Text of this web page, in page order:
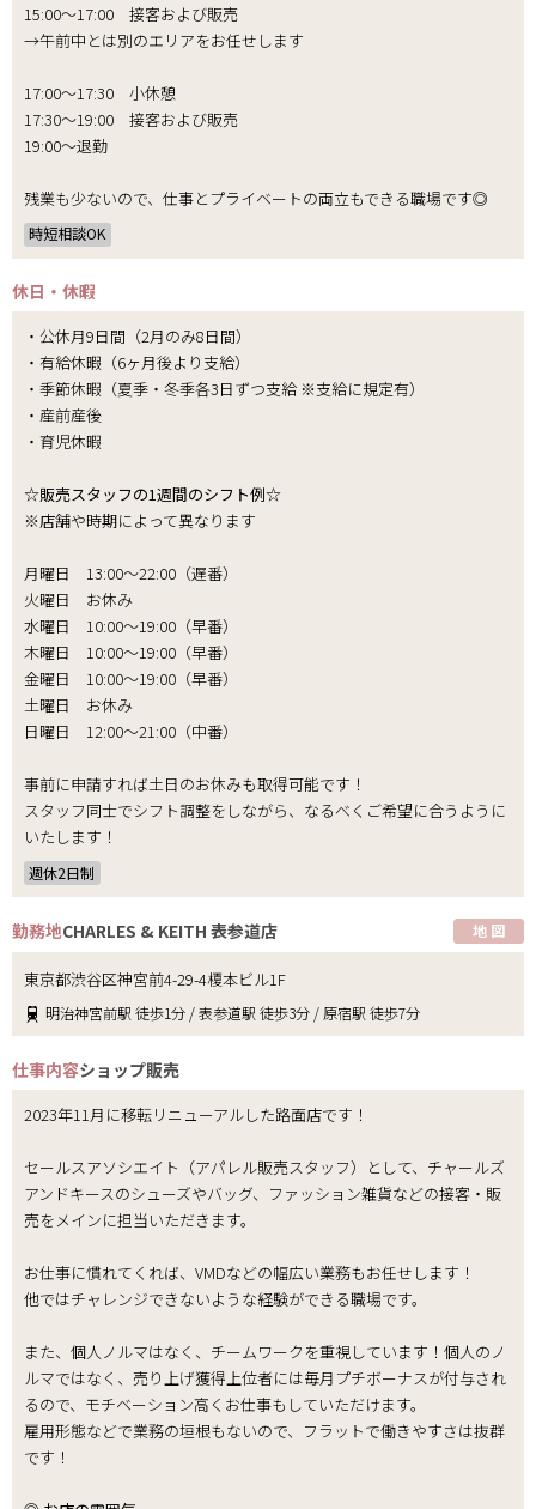
15:00～17:00 接客および販売
→午前中とは別のエリアをお任せします
17:00～17:30 小休憩
17:30～19:00 接客および販売
19:00～退勤
残業も少ないので、仕事とプライベートの両立もできる職場です◎
時短相談OK
休日・休暇
・公休月9日間（2月のみ8日間）
・有給休暇（6ヶ月後より支給）
・季節休暇（夏季・冬季各3日ずつ支給 ※支給に規定有）
・産前産後
・育児休暇
☆販売スタッフの1週間のシフト例☆
※店舗や時期によって異なります
月曜日 13:00～22:00（遅番）
火曜日 お休み
水曜日 10:00～19:00（早番）
木曜日 10:00～19:00（早番）
金曜日 10:00～19:00（早番）
土曜日 お休み
日曜日 12:00～21:00（中番）
事前に申請すれば土日のお休みも取得可能です！
スタッフ同士でシフト調整をしながら、なるべくご希望に合うように
いたします！
週休2日制
勤務地CHARLES & KEITH 表参道店 地 図
東京都渋谷区神宮前4-29-4榎本ビル1F
明治神宮前駅 徒歩1分 / 表参道駅 徒歩3分 / 原宿駅 徒歩7分
仕事内容ショップ販売
2023年11月に移転リニューアルした路面店です！
セールスアソシエイト（アパレル販売スタッフ）として、チャールズ
アンドキースのシューズやバッグ、ファッション雑貨などの接客・販
売をメインに担当いただきます。
お仕事に慣れてくれば、VMDなどの幅広い業務もお任せします！
他ではチャレンジできないような経験ができる職場です。
また、個人ノルマはなく、チームワークを重視しています！個人のノ
ルマではなく、売り上げ獲得上位者には毎月プチボーナスが付与され
るので、モチベーション高くお仕事もしていただけます。
雇用形態などで業務の垣根もないので、フラットで働きやすさは抜群
です！